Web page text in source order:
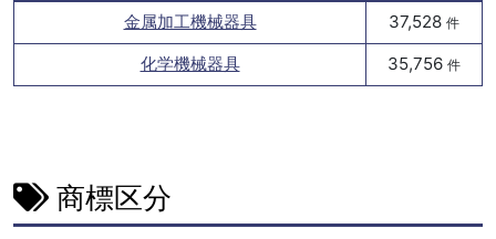
金属加工機械器具 37,528 件
化学機械器具 35,756 件
商標区分